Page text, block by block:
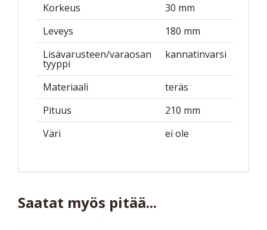
Korkeus
30 mm
Leveys
180 mm
Lisävarusteen/varaosan
tyyppi
kannatinvarsi
Materiaali
teräs
Pituus
210 mm
Väri
ei ole
Saatat myös pitää...